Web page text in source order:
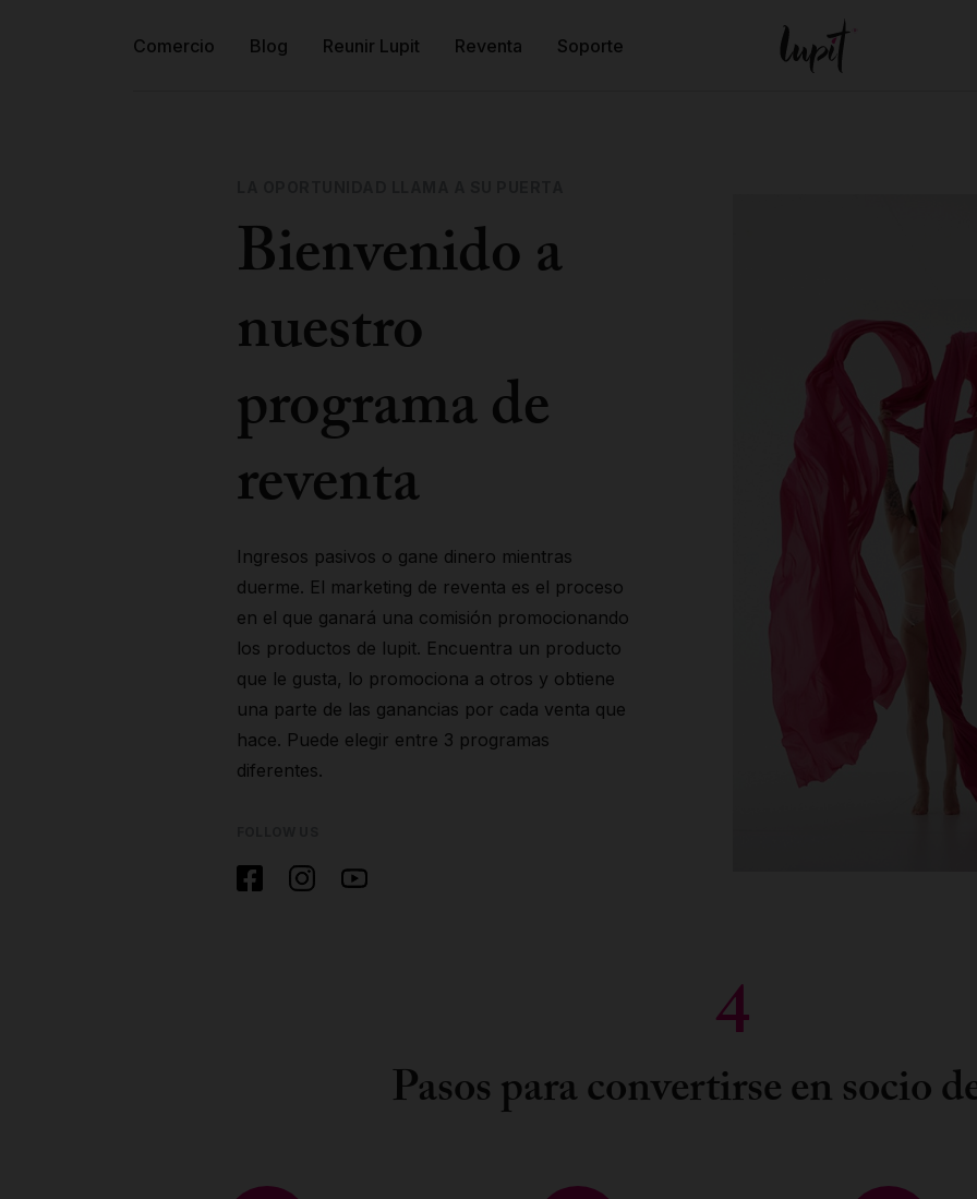
Comercio Blog Reunir Lupit Reventa Soporte
Bienvenido a
nuestro
programa de
reventa
Ingresos pasivos o gane dinero mientras
duerme. El marketing de reventa es el proceso
en el que ganará una comisión promocionando
los productos de lupit. Encuentra un producto
que le gusta, lo promociona a otros y obtiene
una parte de las ganancias por cada venta que
hace. Puede elegir entre 3 programas
diferentes.
4
Pasos para convertirse en socio